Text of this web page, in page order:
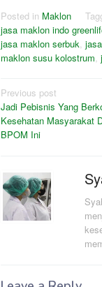
Posted in Maklon
jasa maklon indo
jasa maklon serbuk
maklon susu kolostrum
Post
navigation
Previous post
Jadi Pebisnis Yang
Kesehatan Masyarakat
BPOM Ini